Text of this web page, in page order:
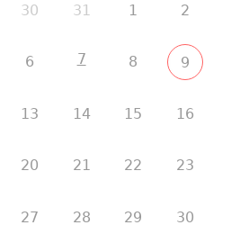
30 31 1 2
6 7 8 9
13 14 15 16
20 21 22 23
27 28 29 30